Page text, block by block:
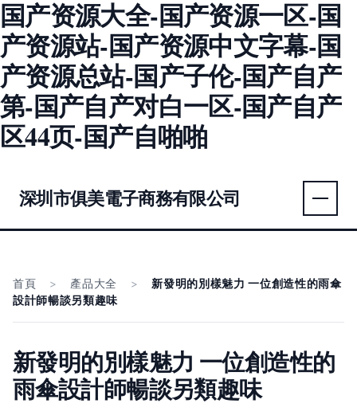
国产资源大全-国产资源一区-国
产资源站-国产资源中文字幕-国
产资源总站-国产子伦-国产自产
第-国产自产对白一区-国产自产
区44页-国产自啪啪
深圳市俱美電子商務有限公司
首頁 > 產品大全 >
新發明的別樣魅力 一位創造性的雨傘
設計師暢談另類趣味
新發明的別樣魅力 一位創造性的
雨傘設計師暢談另類趣味